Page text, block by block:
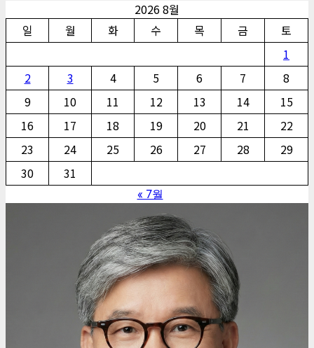
2026 8월
일
월 화 수 목 금
토
1
2
3 4 5 6 7
8
9
10 11 12 13 14
15
16
17 18 19 20 21
22
23
24 25 26 27 28
29
30
31
« 7월